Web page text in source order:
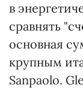
в
сравнять
основная
крупным
Sanpaolo.